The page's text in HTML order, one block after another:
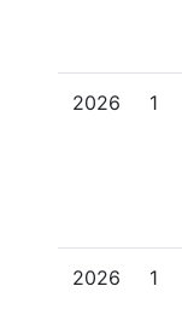
2026 1
2026 1